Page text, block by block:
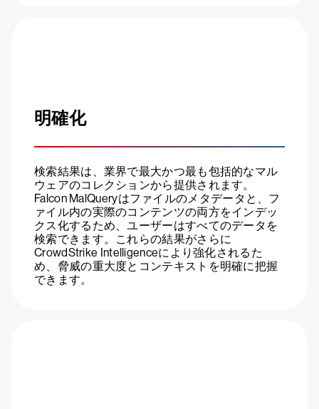
明確化
検索結果は、業界で最大かつ最も包括的なマル
ウェアのコレクションから提供されます。
Falcon MalQueryはファイルのメタデータと、フ
ァイル内の実際のコンテンツの両方をインデッ
クス化するため、ユーザーはすべてのデータを
検索できます。これらの結果がさらに
CrowdStrike Intelligenceにより強化されるた
め、脅威の重大度とコンテキストを明確に把握
できます。